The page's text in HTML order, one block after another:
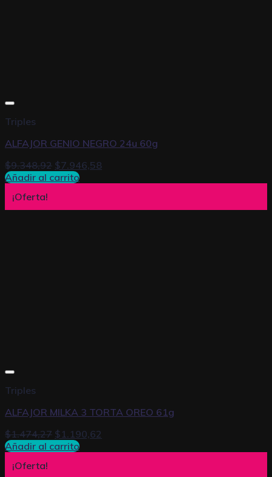
Triples
ALFAJOR GENIO NEGRO 24u 60g
$9.348,92 $7.946,58
Añadir al carrito
¡Oferta!
Triples
ALFAJOR MILKA 3 TORTA OREO 61g
$1.474,27 $ 1.190,62
Añadir al carrito
¡Oferta!